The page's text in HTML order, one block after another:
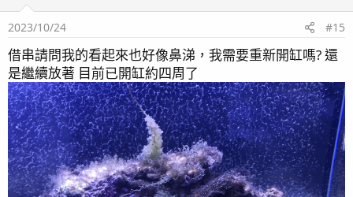
2023/10/24 #15
借串請問我的看起來也好像鼻涕，我需要重新開缸嗎? 還
是繼續放著 目前已開缸約四周了